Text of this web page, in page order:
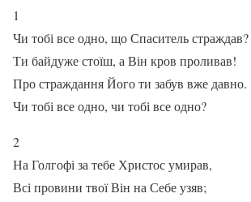
1
Чи тобі все одно, що Спаситель страждав?
Ти байдуже стоїш, а Він кров проливав!
Про страждання Його ти забув вже давно.
Чи тобі все одно, чи тобі все одно?
2
На Голгофі за тебе Христос умирав,
Всі провини твої Він на Себе узяв;